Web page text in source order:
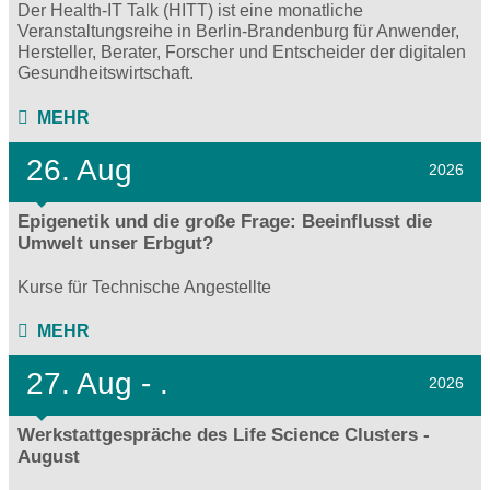
Der Health-IT Talk (HITT) ist eine monatliche
Veranstaltungsreihe in Berlin-Brandenburg für Anwender,
Hersteller, Berater, Forscher und Entscheider der digitalen
Gesundheitswirtschaft.
MEHR
26. Aug 2026
Epigenetik und die große Frage: Beeinflusst die
Umwelt unser Erbgut?
Kurse für Technische Angestellte
MEHR
27. Aug - . 2026
Werkstattgespräche des Life Science Clusters -
August